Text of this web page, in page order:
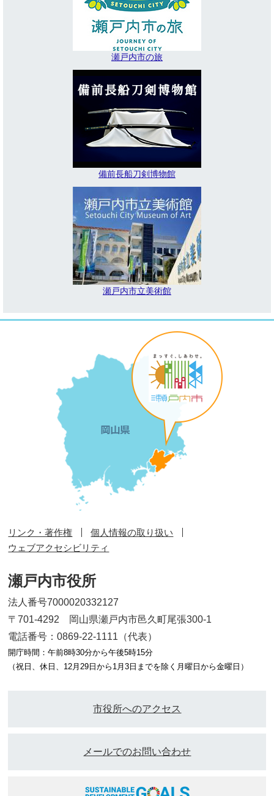
瀬戸内市の旅
備前長船刀剣博物館
瀬戸内市立美術館
リンク・著作権
個人情報の取り扱い
ウェブアクセシビリティ
瀬戸内市役所
法人番号7000020332127
〒701-4292 岡山県瀬戸内市邑久町尾張300-1
電話番号：0869-22-1111（代表）
開庁時間：午前8時30分から午後5時15分
（祝日、休日、12月29日から1月3日までを除く月曜日から金曜日）
市役所へのアクセス
メールでのお問い合わせ